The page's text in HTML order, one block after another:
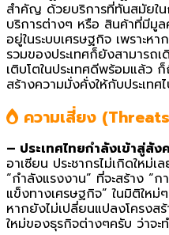
สำคัญ ด้วยบริการที่ทันสมัยใ
บริการต่างๆ หรือ สินค้าที่มีมู
อยู่ในระบบเศรษฐกิจ เพราะ
รวมของประเทศก็ยังสามารถ
เติบโตในประเทศดีพร้อมแล้ว ก็
สร้างความมั่งคั่งให้กับประเท
ความเสี่ยง
– ประเทศไทยกำลังเข้าสู่สั
อาเซียน ประชากรไม่เกิดใหม่
“กำลังแรงงาน” ที่จะสร้าง “ก
แข็งทางเศรษฐกิจ” ในมิติให
หากยังไม่เปลี่ยนแปลงโครงส
ใหม่ของธุรกิจต่างๆครับ ว่าจะ